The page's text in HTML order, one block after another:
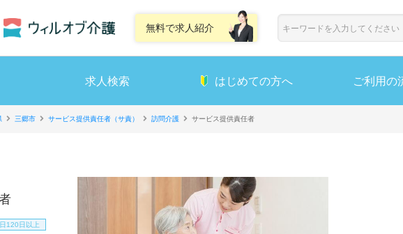
無料で求人紹介
求人検索 はじめての方へ ご利用の
三郷市 サービス提供責任者（サ責） 訪問介護 サービス提供責任者
120日以上